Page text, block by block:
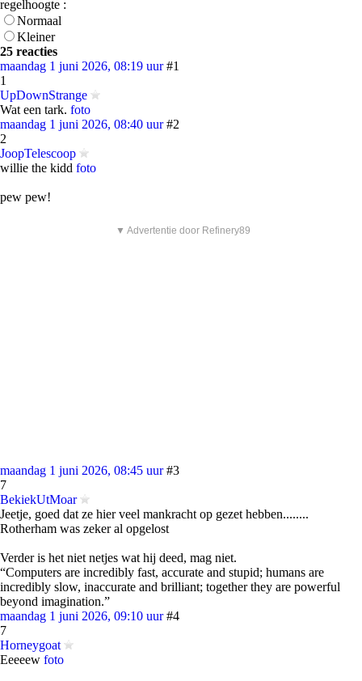
regelhoogte :
Normaal
Kleiner
25 reacties
maandag 1 juni 2026, 08:19 uur #1
1
UpDownStrange
Wat een tark. foto
maandag 1 juni 2026, 08:40 uur #2
2
JoopTelescoop
willie the kidd foto
pew pew!
▼ Advertentie door Refinery89
maandag 1 juni 2026, 08:45 uur #3
7
BekiekUtMoar
Jeetje, goed dat ze hier veel mankracht op gezet hebben........
Rotherham was zeker al opgelost
Verder is het niet netjes wat hij deed, mag niet.
“Computers are incredibly fast, accurate and stupid; humans are
incredibly slow, inaccurate and brilliant; together they are powerful
beyond imagination.”
maandag 1 juni 2026, 09:10 uur #4
7
Horneygoat
Eeeeew foto